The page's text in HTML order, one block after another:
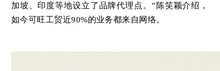
加坡、印度等地设立了品牌代理点。”陈笑颖介绍，
如今可旺工贸近90%的业务都来自网络。